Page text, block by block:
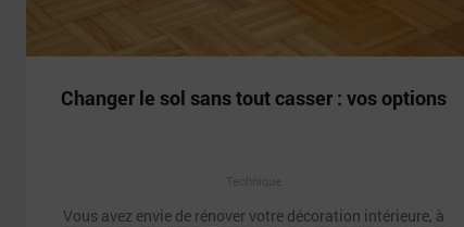
Changer le sol sans tout casser : vos options
Vous avez envie de rénover votre décoration intérieure, à